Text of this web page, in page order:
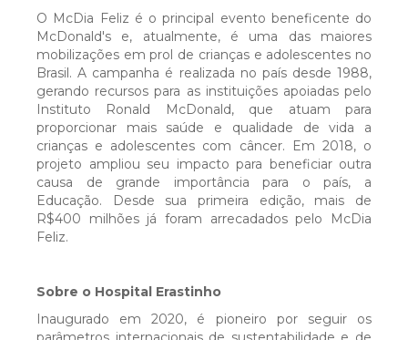
pacientes
Cartilha Segurança do Paciente -
Orientações para Profissionais
Manual de Transplante de Medula Óssea
Código de Conduta e Ética
Guia Famacoterapêutico
O McDia Feliz é o principal evento beneficente do
McDonald's e, atualmente, é uma das maiores
mobilizações em prol de crianças e adolescentes no
Brasil. A campanha é realizada no país desde 1988,
gerando recursos para as instituições apoiadas pelo
Instituto Ronald McDonald, que atuam para
proporcionar mais saúde e qualidade de vida a
crianças e adolescentes com câncer. Em 2018, o
projeto ampliou seu impacto para beneficiar outra
causa de grande importância para o país, a
Educação. Desde sua primeira edição, mais de
R$400 milhões já foram arrecadados pelo McDia
Feliz.
Sobre o Hospital Erastinho
Inaugurado em 2020, é pioneiro por seguir os